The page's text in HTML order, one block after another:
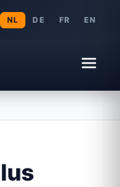
NL DE FR EN